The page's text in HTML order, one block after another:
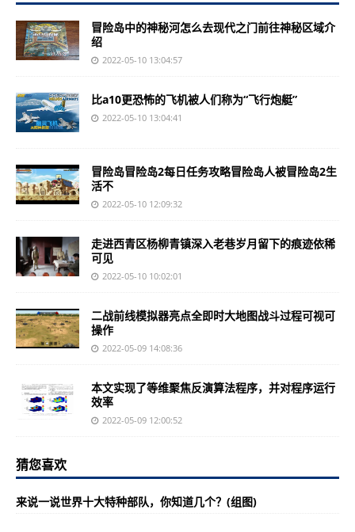
冒险岛中的神秘河怎么去现代之门前往神秘区域介
绍
2022-05-10 13:04:57
比a10更恐怖的飞机被人们称为“飞行炮艇”
2022-05-10 13:04:41
冒险岛冒险岛2每日任务攻略冒险岛人被冒险岛2生
活不
2022-05-10 12:09:32
走进西青区杨柳青镇深入老巷岁月留下的痕迹依稀
可见
2022-05-10 10:02:01
二战前线模拟器亮点全即时大地图战斗过程可视可
操作
2022-05-09 14:08:36
本文实现了等维聚焦反演算法程序，并对程序运行
效率
2022-05-09 12:00:52
猜您喜欢
来说一说世界十大特种部队，你知道几个？(组图)